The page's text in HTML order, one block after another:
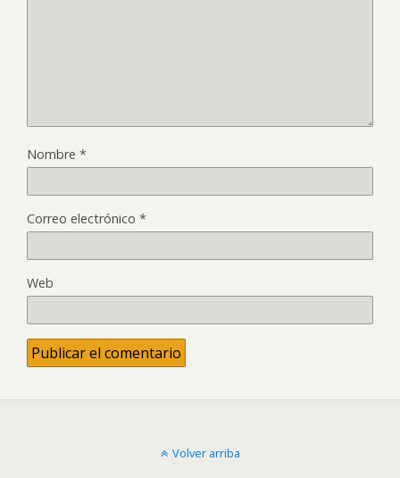
Nombre *
Correo electrónico *
Web
Volver arriba